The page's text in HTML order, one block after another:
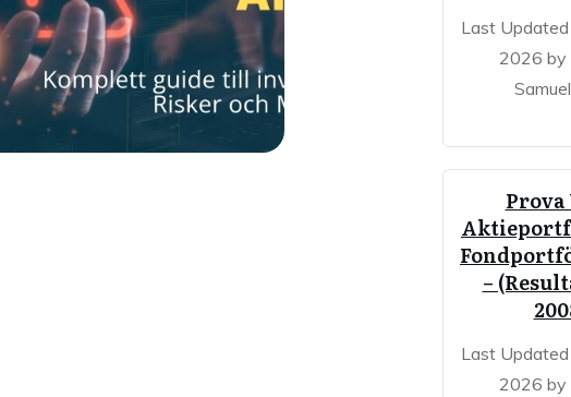
Last Updated
2026 by
Prova
–
Last Updated
2026 by